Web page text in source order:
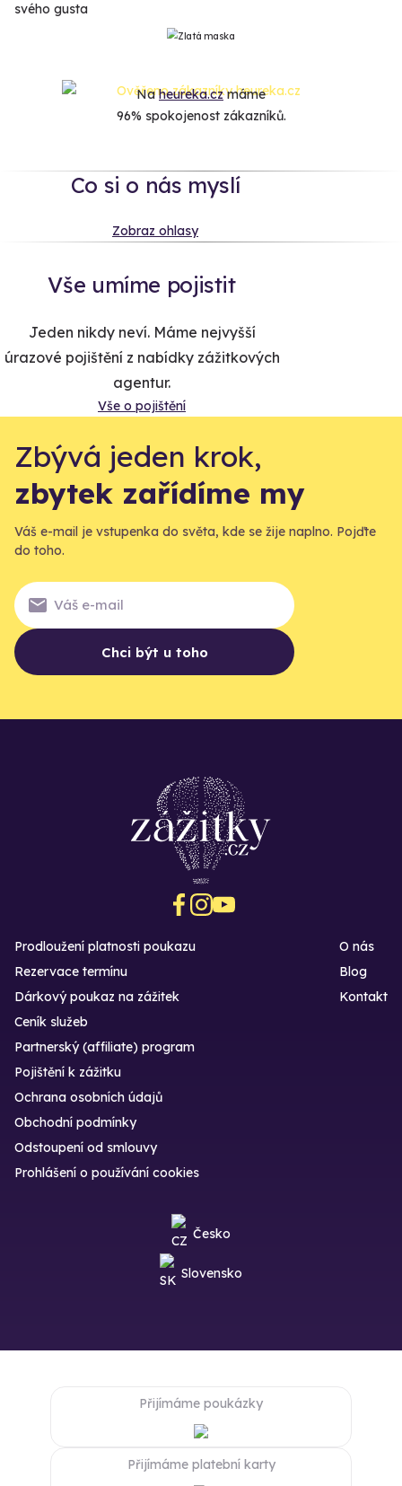
svého gusta
Naheureka.czmáme
96% spokojenost zákazníků.
Co si o nás myslí
Zobraz ohlasy
Vše umíme pojistit
Jeden nikdy neví. Máme nejvyšší
úrazové pojištění z nabídky zážitkových
agentur.
Vše o pojištění
Zbývá jeden krok,
zbytek zařídíme my
Váš e-mail je vstupenka do světa, kde se žije naplno. Pojďte
do toho.
Chci být u toho
Prodloužení platnosti poukazu
Rezervace termínu
Dárkový poukaz na zážitek
O nás
Blog
Kontakt
Ceník služeb
Partnerský (affiliate) program
Pojištění k zážitku
Ochrana osobních údajů
Obchodní podmínky
Odstoupení od smlouvy
Prohlášení o používání cookies
Česko
Slovensko
Přijímáme poukázky
Přijímáme platební karty